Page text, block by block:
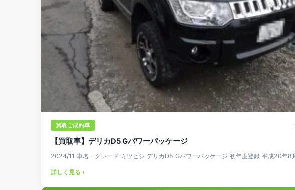
買取ご成約車
【買取車】デリカD5 Gパワーパッケージ
2024/11 車名・グレード ミツビシ デリカD5 Gパワーパッケージ 初年度登録 平成20年8
詳しく見る ›